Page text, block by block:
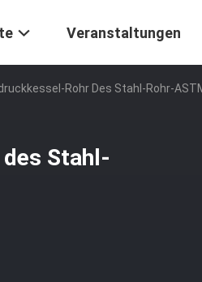
Veranstaltungen
Rohr Des Stahl-Rohr-
Stahl-